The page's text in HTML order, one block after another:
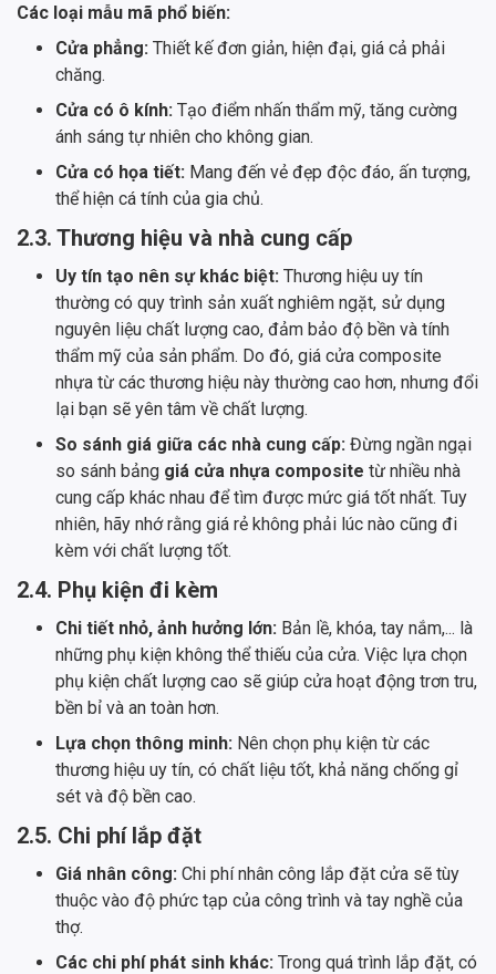
Các loại mẫu mã phổ biến:
Cửa phẳng: Thiết kế đơn giản, hiện đại, giá cả phải
chăng.
Cửa có ô kính: Tạo điểm nhấn thẩm mỹ, tăng cường
ánh sáng tự nhiên cho không gian.
Cửa có họa tiết: Mang đến vẻ đẹp độc đáo, ấn tượng,
thể hiện cá tính của gia chủ.
2.3. Thương hiệu và nhà cung cấp
Uy tín tạo nên sự khác biệt: Thương hiệu uy tín
thường có quy trình sản xuất nghiêm ngặt, sử dụng
nguyên liệu chất lượng cao, đảm bảo độ bền và tính
thẩm mỹ của sản phẩm. Do đó, giá cửa composite
nhựa từ các thương hiệu này thường cao hơn, nhưng đổi
lại bạn sẽ yên tâm về chất lượng.
So sánh giá giữa các nhà cung cấp: Đừng ngần ngại
so sánh bảng giá cửa nhựa composite từ nhiều nhà
cung cấp khác nhau để tìm được mức giá tốt nhất. Tuy
nhiên, hãy nhớ rằng giá rẻ không phải lúc nào cũng đi
kèm với chất lượng tốt.
2.4. Phụ kiện đi kèm
Chi tiết nhỏ, ảnh hưởng lớn: Bản lề, khóa, tay nắm,... là
những phụ kiện không thể thiếu của cửa. Việc lựa chọn
phụ kiện chất lượng cao sẽ giúp cửa hoạt động trơn tru,
bền bỉ và an toàn hơn.
Lựa chọn thông minh: Nên chọn phụ kiện từ các
thương hiệu uy tín, có chất liệu tốt, khả năng chống gỉ
sét và độ bền cao.
2.5. Chi phí lắp đặt
Giá nhân công: Chi phí nhân công lắp đặt cửa sẽ tùy
thuộc vào độ phức tạp của công trình và tay nghề của
thợ.
Các chi phí phát sinh khác: Trong quá trình lắp đặt, có